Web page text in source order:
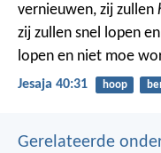
vernieuwen, zij zullen
zij zullen snel lopen
lopen en niet moe
Jesaja 40:31 hoop
Gerelateerde